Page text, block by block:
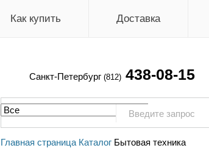
Как купить Доставка
Санкт-Петербург (812) 438-08-15
Главная страница Каталог Бытовая техника